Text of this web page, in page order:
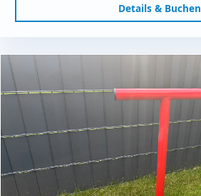
Details & Buchen